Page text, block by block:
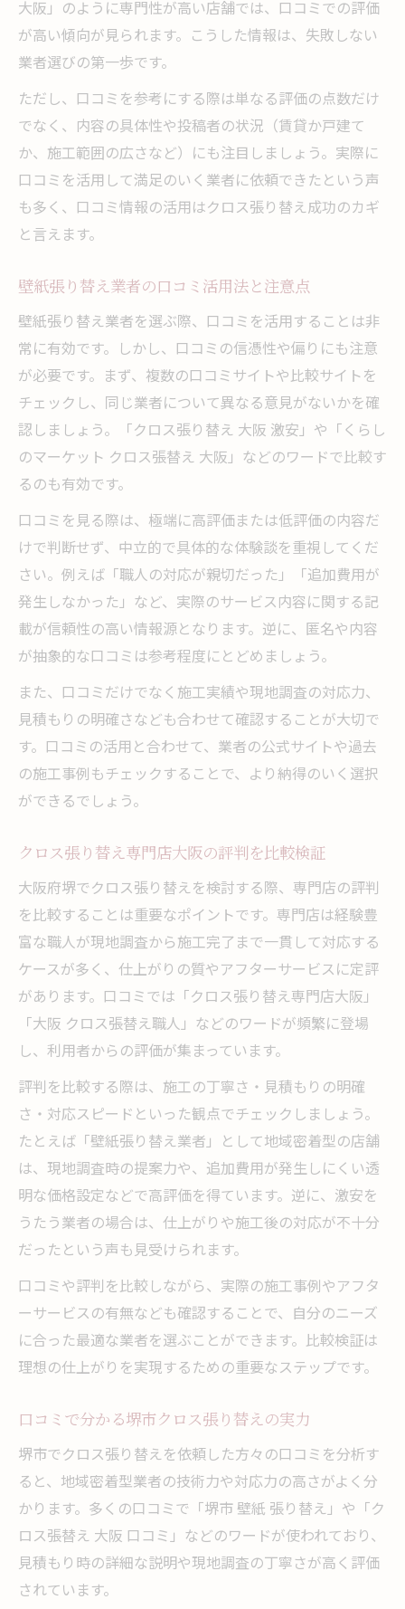
大阪」のように専門性が高い店舗では、口コミでの評価
が高い傾向が見られます。こうした情報は、失敗しない
業者選びの第一歩です。
ただし、口コミを参考にする際は単なる評価の点数だけ
でなく、内容の具体性や投稿者の状況（賃貸か戸建て
か、施工範囲の広さなど）にも注目しましょう。実際に
口コミを活用して満足のいく業者に依頼できたという声
も多く、口コミ情報の活用はクロス張り替え成功のカギ
と言えます。
壁紙張り替え業者の口コミ活用法と注意点
壁紙張り替え業者を選ぶ際、口コミを活用することは非
常に有効です。しかし、口コミの信憑性や偏りにも注意
が必要です。まず、複数の口コミサイトや比較サイトを
チェックし、同じ業者について異なる意見がないかを確
認しましょう。「クロス張り替え 大阪 激安」や「くらし
のマーケット クロス張替え 大阪」などのワードで比較す
るのも有効です。
口コミを見る際は、極端に高評価または低評価の内容だ
けで判断せず、中立的で具体的な体験談を重視してくだ
さい。例えば「職人の対応が親切だった」「追加費用が
発生しなかった」など、実際のサービス内容に関する記
載が信頼性の高い情報源となります。逆に、匿名や内容
が抽象的な口コミは参考程度にとどめましょう。
また、口コミだけでなく施工実績や現地調査の対応力、
見積もりの明確さなども合わせて確認することが大切で
す。口コミの活用と合わせて、業者の公式サイトや過去
の施工事例もチェックすることで、より納得のいく選択
ができるでしょう。
クロス張り替え専門店大阪の評判を比較検証
大阪府堺でクロス張り替えを検討する際、専門店の評判
を比較することは重要なポイントです。専門店は経験豊
富な職人が現地調査から施工完了まで一貫して対応する
ケースが多く、仕上がりの質やアフターサービスに定評
があります。口コミでは「クロス張り替え専門店大阪」
「大阪 クロス張替え職人」などのワードが頻繁に登場
し、利用者からの評価が集まっています。
評判を比較する際は、施工の丁寧さ・見積もりの明確
さ・対応スピードといった観点でチェックしましょう。
たとえば「壁紙張り替え業者」として地域密着型の店舗
は、現地調査時の提案力や、追加費用が発生しにくい透
明な価格設定などで高評価を得ています。逆に、激安を
うたう業者の場合は、仕上がりや施工後の対応が不十分
だったという声も見受けられます。
口コミや評判を比較しながら、実際の施工事例やアフタ
ーサービスの有無なども確認することで、自分のニーズ
に合った最適な業者を選ぶことができます。比較検証は
理想の仕上がりを実現するための重要なステップです。
口コミで分かる堺市クロス張り替えの実力
堺市でクロス張り替えを依頼した方々の口コミを分析す
ると、地域密着型業者の技術力や対応力の高さがよく分
かります。多くの口コミで「堺市 壁紙 張り替え」や「ク
ロス張替え 大阪 口コミ」などのワードが使われており、
見積もり時の詳細な説明や現地調査の丁寧さが高く評価
されています。